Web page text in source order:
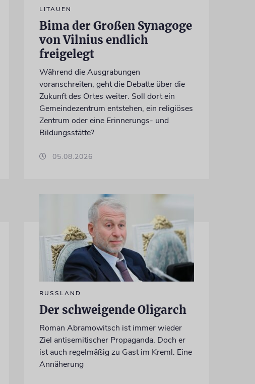
LITAUEN
Bima der Großen Synagoge
von Vilnius endlich
freigelegt
Während die Ausgrabungen
voranschreiten, geht die Debatte über die
Zukunft des Ortes weiter. Soll dort ein
Gemeindezentrum entstehen, ein religiöses
Zentrum oder eine Erinnerungs- und
Bildungsstätte?
05.08.2026
RUSSLAND
Der schweigende Oligarch
Roman Abramowitsch ist immer wieder
Ziel antisemitischer Propaganda. Doch er
ist auch regelmäßig zu Gast im Kreml. Eine
Annäherung